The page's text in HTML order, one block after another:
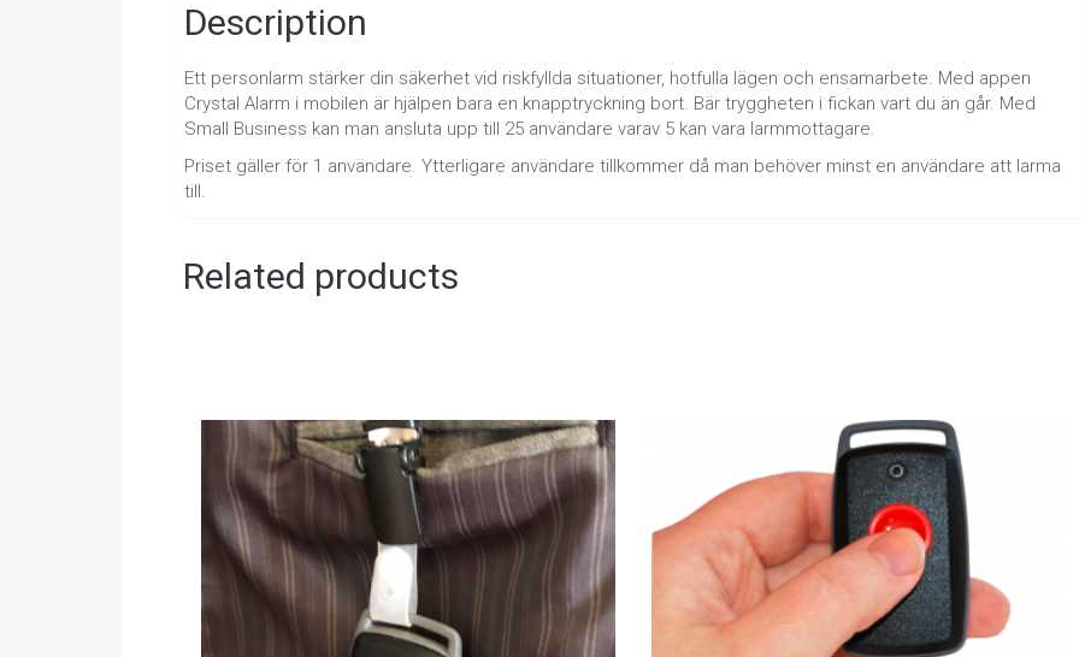
Description
Ett personlarm stärker din säkerhet vid riskfyllda situationer, hotfulla lägen och ensamarbete. Med appen
Crystal Alarm i mobilen är hjälpen bara en knapptryckning bort. Bär tryggheten i fickan vart du än går. Med
Small Business kan man ansluta upp till 25 användare varav 5 kan vara larmmottagare.
Priset gäller för 1 användare. Ytterligare användare tillkommer då man behöver minst en användare att larma
till.
Related products